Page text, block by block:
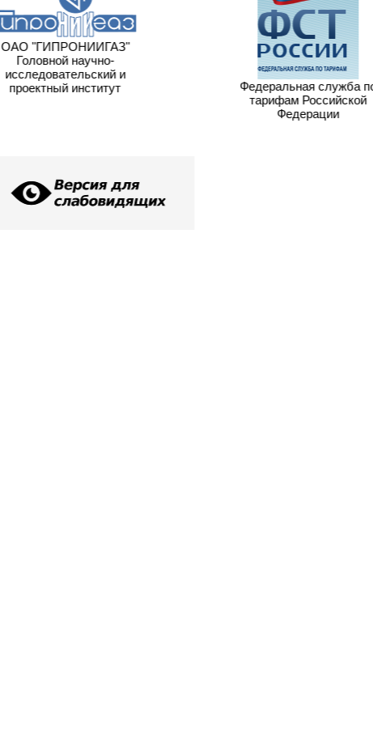
ОАО "ГИПРОНИИГАЗ"
Головной научно-
исследовательский и
проектный институт
Федеральная служба по
тарифам Российской
Федерации